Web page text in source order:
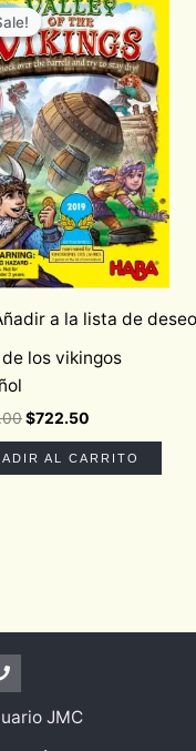
a la lista de
los vikingos
price
was:
$850.00.
$722.50
price
is:
$722.50.
AL CARRITO
JMC